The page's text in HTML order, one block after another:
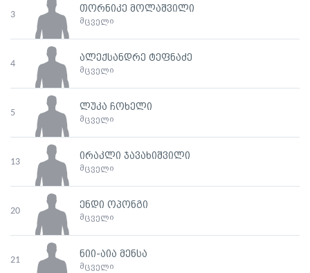
3
თორნიკე მოლაშვილი
მცველი
4
ალექსანდრე ტეფნაძე
მცველი
5
ლუკა ჩოხელი
მცველი
13
ირაკლი ჯავახიშვილი
მცველი
20
ენდი ოპონგი
მცველი
21
ნიი-აია მენსა
მცველი